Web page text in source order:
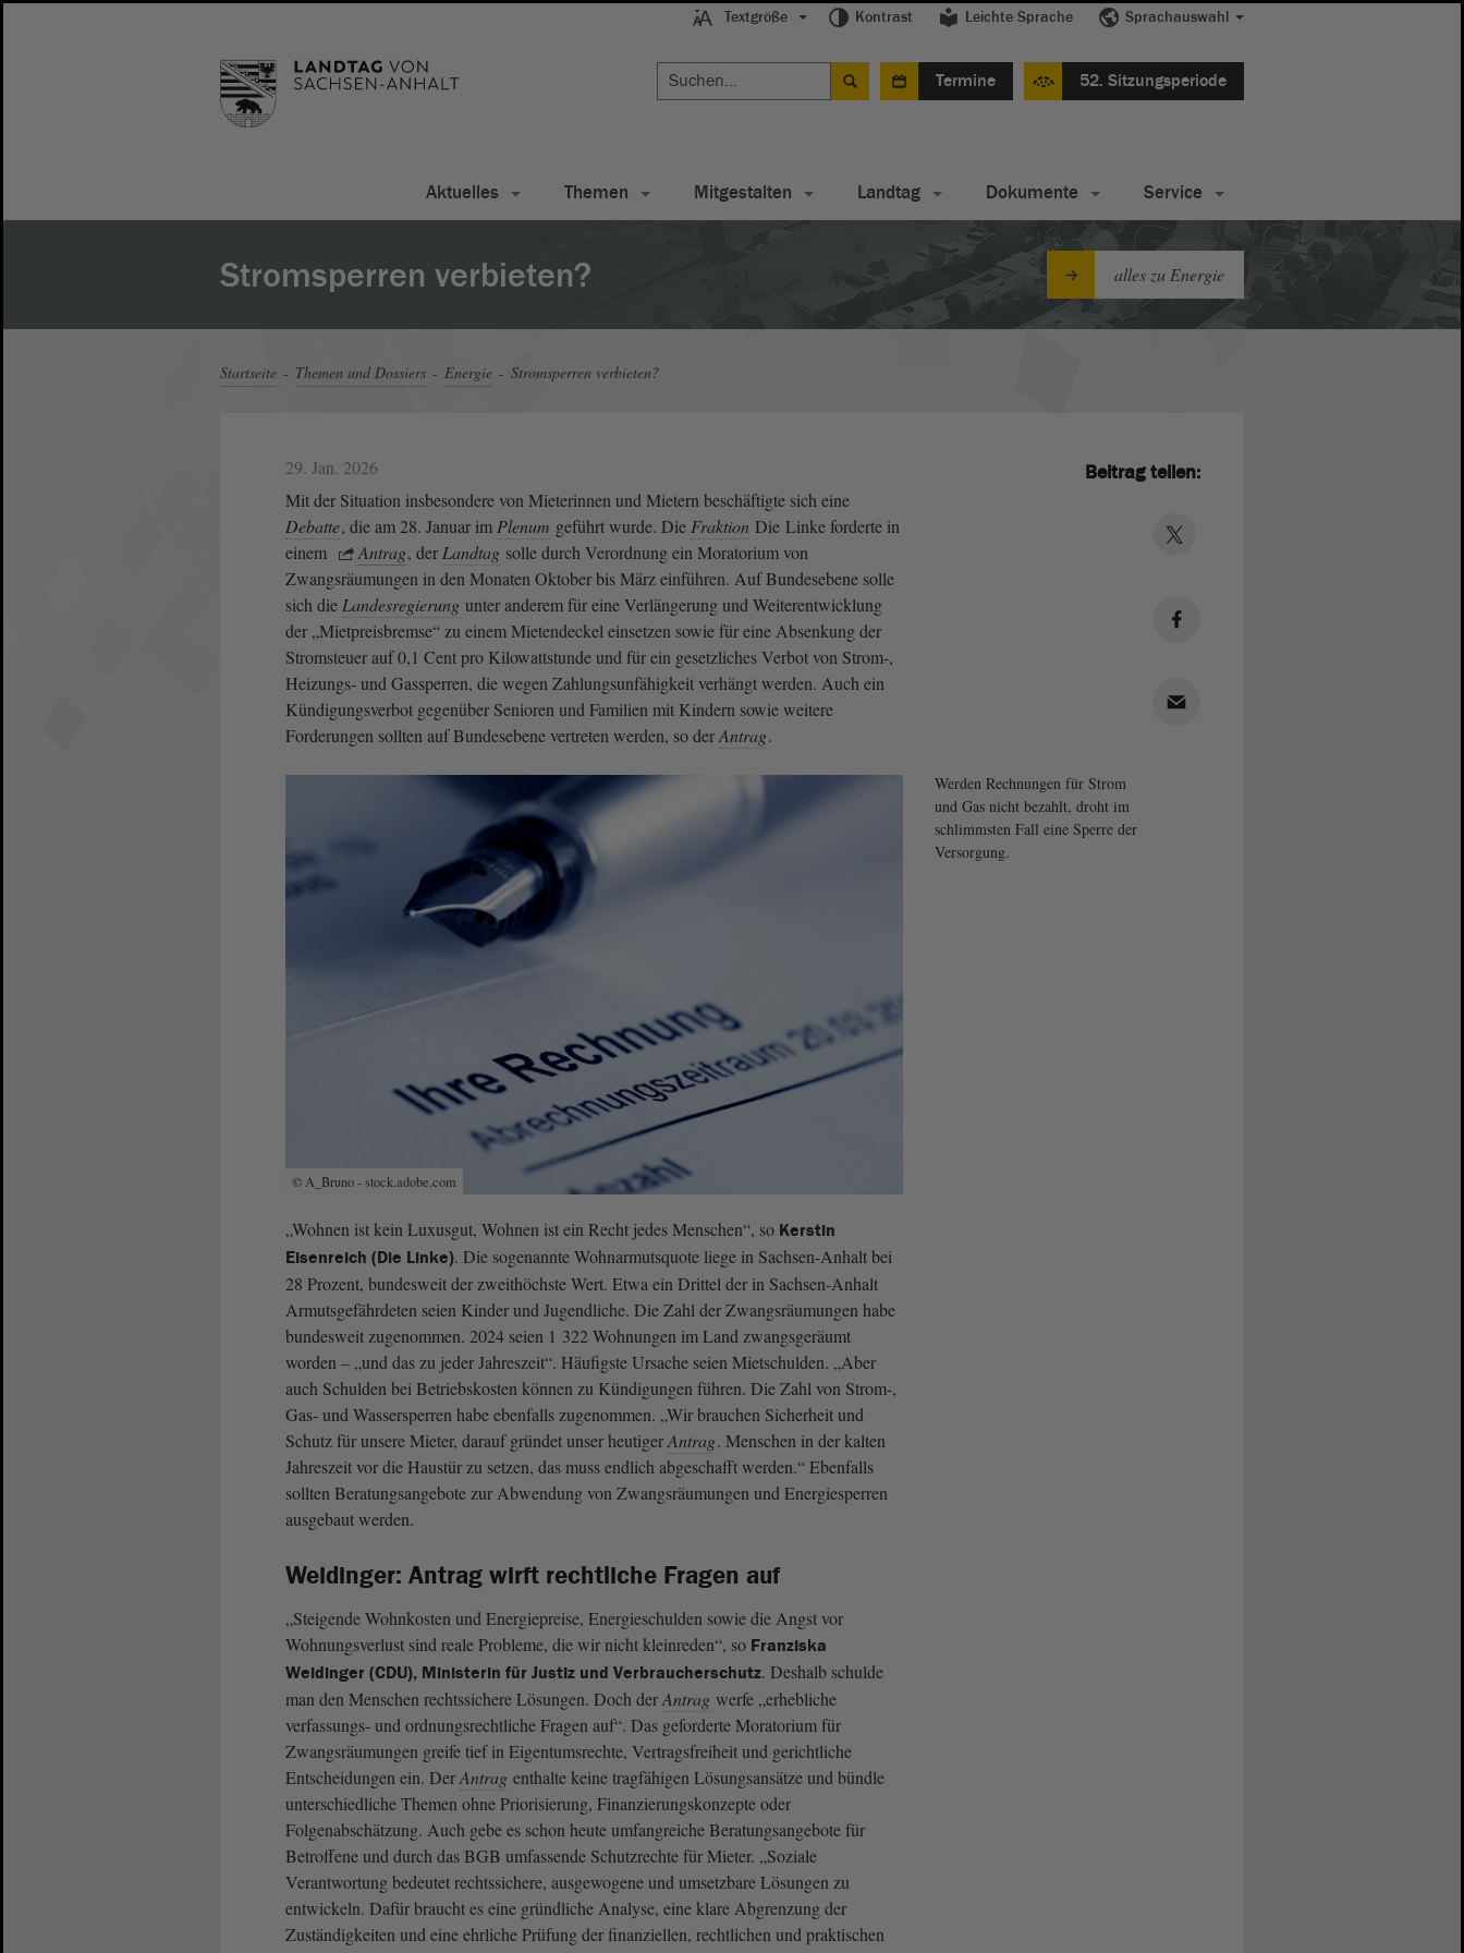
Textgröße Kontrast Leichte Sprache Sprachauswahl
Termine 52. Sitzungsperiode
Aktuelles Themen Mitgestalten Landtag Dokumente Service
Stromsperren verbieten? alles zu Energie
Startseite Themen und Dossiers Energie Stromsperren verbieten?
29. Jan. 2026
Mit der Situation insbesondere von Mieterinnen und Mietern beschäftigte sich eine
Debatte, die am 28. Januar im Plenum geführt wurde. Die Fraktion Die Linke forderte in
einem
Antrag, der Landtag solle durch Verordnung ein Moratorium von
Zwangsräumungen in den Monaten Oktober bis März einführen. Auf Bundesebene solle
sich die Landesregierung unter anderem für eine Verlängerung und Weiterentwicklung
der „Mietpreisbremse“ zu einem Mietendeckel einsetzen sowie für eine Absenkung der
Stromsteuer auf 0,1 Cent pro Kilowattstunde und für ein gesetzliches Verbot von Strom-,
Heizungs- und Gassperren, die wegen Zahlungsunfähigkeit verhängt werden. Auch ein
Kündigungsverbot gegenüber Senioren und Familien mit Kindern sowie weitere
Forderungen sollten auf Bundesebene vertreten werden, so derAntrag.
© A_Bruno - stock.adobe.com
Werden Rechnungen für Strom
und Gas nicht bezahlt, droht im
schlimmsten Fall eine Sperre der
Versorgung.
„Wohnen ist kein Luxusgut, Wohnen ist ein Recht jedes Menschen“, so Kerstin
Eisenreich (Die Linke). Die sogenannte Wohnarmutsquote liege in Sachsen-Anhalt bei
28 Prozent, bundesweit der zweithöchste Wert. Etwa ein Drittel der in Sachsen-Anhalt
Armutsgefährdeten seien Kinder und Jugendliche. Die Zahl der Zwangsräumungen habe
bundesweit zugenommen. 2024 seien 1 322 Wohnungen im Land zwangsgeräumt
worden – „und das zu jeder Jahreszeit“. Häufigste Ursache seien Mietschulden. „Aber
auch Schulden bei Betriebskosten können zu Kündigungen führen. Die Zahl von Strom-,
Gas- und Wassersperren habe ebenfalls zugenommen. „Wir brauchen Sicherheit und
Schutz für unsere Mieter, darauf gründet unser heutigerAntrag. Menschen in der kalten
Jahreszeit vor die Haustür zu setzen, das muss endlich abgeschafft werden.“ Ebenfalls
sollten Beratungsangebote zur Abwendung von Zwangsräumungen und Energiesperren
ausgebaut werden.
Weidinger: Antrag wirft rechtliche Fragen auf
„Steigende Wohnkosten und Energiepreise, Energieschulden sowie die Angst vor
Wohnungsverlust sind reale Probleme, die wir nicht kleinreden“, so Franziska
Weidinger (CDU), Ministerin für Justiz und Verbraucherschutz. Deshalb schulde
man den Menschen rechtssichere Lösungen. Doch derAntrag werfe „erhebliche
verfassungs- und ordnungsrechtliche Fragen auf“. Das geforderte Moratorium für
Zwangsräumungen greife tief in Eigentumsrechte, Vertragsfreiheit und gerichtliche
Entscheidungen ein. DerAntrag enthalte keine tragfähigen Lösungsansätze und bündle
unterschiedliche Themen ohne Priorisierung, Finanzierungskonzepte oder
Folgenabschätzung. Auch gebe es schon heute umfangreiche Beratungsangebote für
Betroffene und durch das BGB umfassende Schutzrechte für Mieter. „Soziale
Verantwortung bedeutet rechtssichere, ausgewogene und umsetzbare Lösungen zu
entwickeln. Dafür braucht es eine gründliche Analyse, eine klare Abgrenzung der
Zuständigkeiten und eine ehrliche Prüfung der finanziellen, rechtlichen und praktischen
Beitrag teilen: